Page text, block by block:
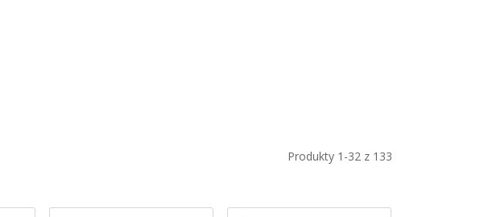
Produkty 1 -32z 133